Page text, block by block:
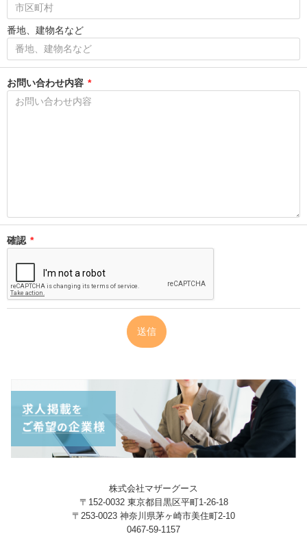
番地、建物名など
お問い合わせ内容 *
確認 *
株式会社マザーグース
〒152-0032 東京都目黒区平町1-26-18
〒253-0023 神奈川県茅ヶ崎市美住町2-10
0467-59-1157